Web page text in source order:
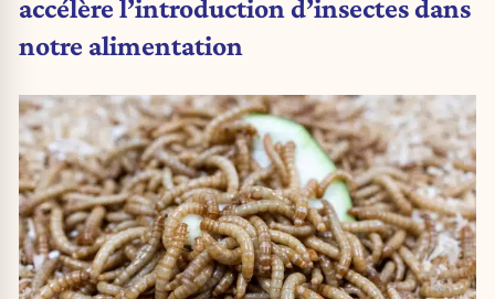
accélère l’introduction d’insectes dans
notre alimentation